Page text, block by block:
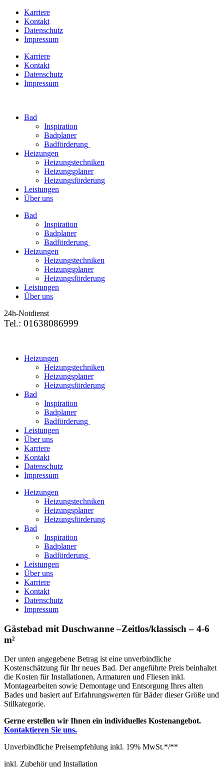
Karriere
Kontakt
Datenschutz
Impressum
Karriere
Kontakt
Datenschutz
Impressum
Bad
Inspiration
Badplaner
Badförderung
Heizungen
Heizungstechniken
Heizungsplaner
Heizungsförderung
Leistungen
Über uns
Bad
Inspiration
Badplaner
Badförderung
Heizungen
Heizungstechniken
Heizungsplaner
Heizungsförderung
Leistungen
Über uns
24h-Notdienst
Tel.: 01638086999
Heizungen
Heizungstechniken
Heizungsplaner
Heizungsförderung
Bad
Inspiration
Badplaner
Badförderung
Leistungen
Über uns
Karriere
Kontakt
Datenschutz
Impressum
Heizungen
Heizungstechniken
Heizungsplaner
Heizungsförderung
Bad
Inspiration
Badplaner
Badförderung
Leistungen
Über uns
Karriere
Kontakt
Datenschutz
Impressum
Gästebad mit Duschwanne –Zeitlos/klassisch – 4-6
m²
Der unten angegebene Betrag ist eine unverbindliche
Kostenschätzung für Ihr neues Bad. Der angeführte Preis beinhaltet
die Kosten für Installationen, Armaturen und Fliesen inkl.
Montagearbeiten sowie Demontage und Entsorgung Ihres alten
Bades und basiert auf Erfahrungswerten für Bäder dieser Größe und
Stilkategorie.
Gerne erstellen wir Ihnen ein individuelles Kostenangebot.
Kontaktieren Sie uns.
Unverbindliche Preisempfehlung inkl. 19% MwSt.*/**
inkl. Zubehör und Installation